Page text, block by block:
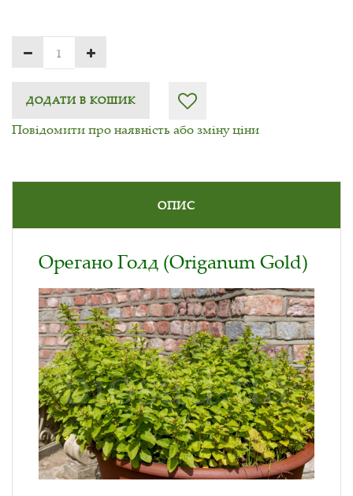
ДОДАТИ В КОШИК
Повідомити про наявність або зміну ціни
ОПИС
Орегано Голд (Origanum Gold)